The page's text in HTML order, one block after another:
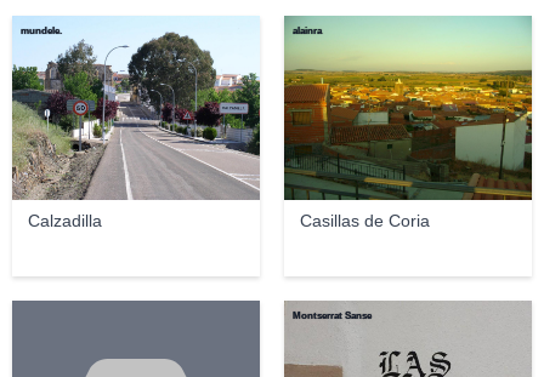
Calzadilla
mundele.
Casillas de Coria
alainra
Montserrat Sanse